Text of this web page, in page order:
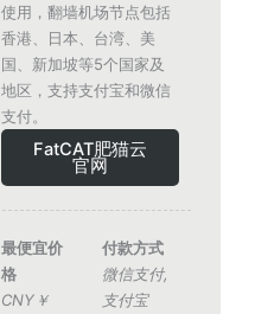
使用，翻墙机场节点包括
香港、日本、台湾、美
国、新加坡等5个国家及
地区，支持支付宝和微信
支付。
FatCAT肥猫云
官网
最便宜价
格
CNY￥
付款方式
微信支付,
支付宝